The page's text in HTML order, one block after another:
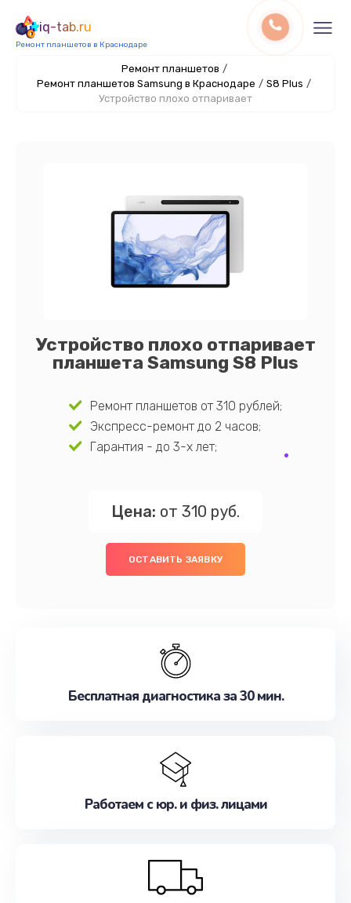
iq-tab.ru
Ремонт планшетов в Краснодаре
Ремонт планшетов /
Ремонт планшетов Samsung в Краснодаре / S8 Plus /
Устройство плохо отпаривает
Устройство плохо отпаривает
планшета Samsung S8 Plus
Ремонт планшетов от 310 рублей;
Экспресс-ремонт до 2 часов;
Гарантия - до 3-х лет;
Цена: от 310 руб.
ОСТАВИТЬ ЗАЯВКУ
Бесплатная диагностика за 30 мин.
Работаем с юр. и физ. лицами